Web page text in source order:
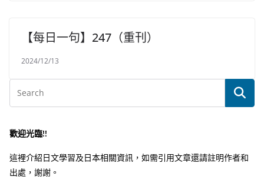
【每日一句】247（重刊）
2024/12/13
歡迎光臨!!
這裡介紹日文學習及日本相關資訊，如需引用文章還請註明作者和
出處，謝謝。